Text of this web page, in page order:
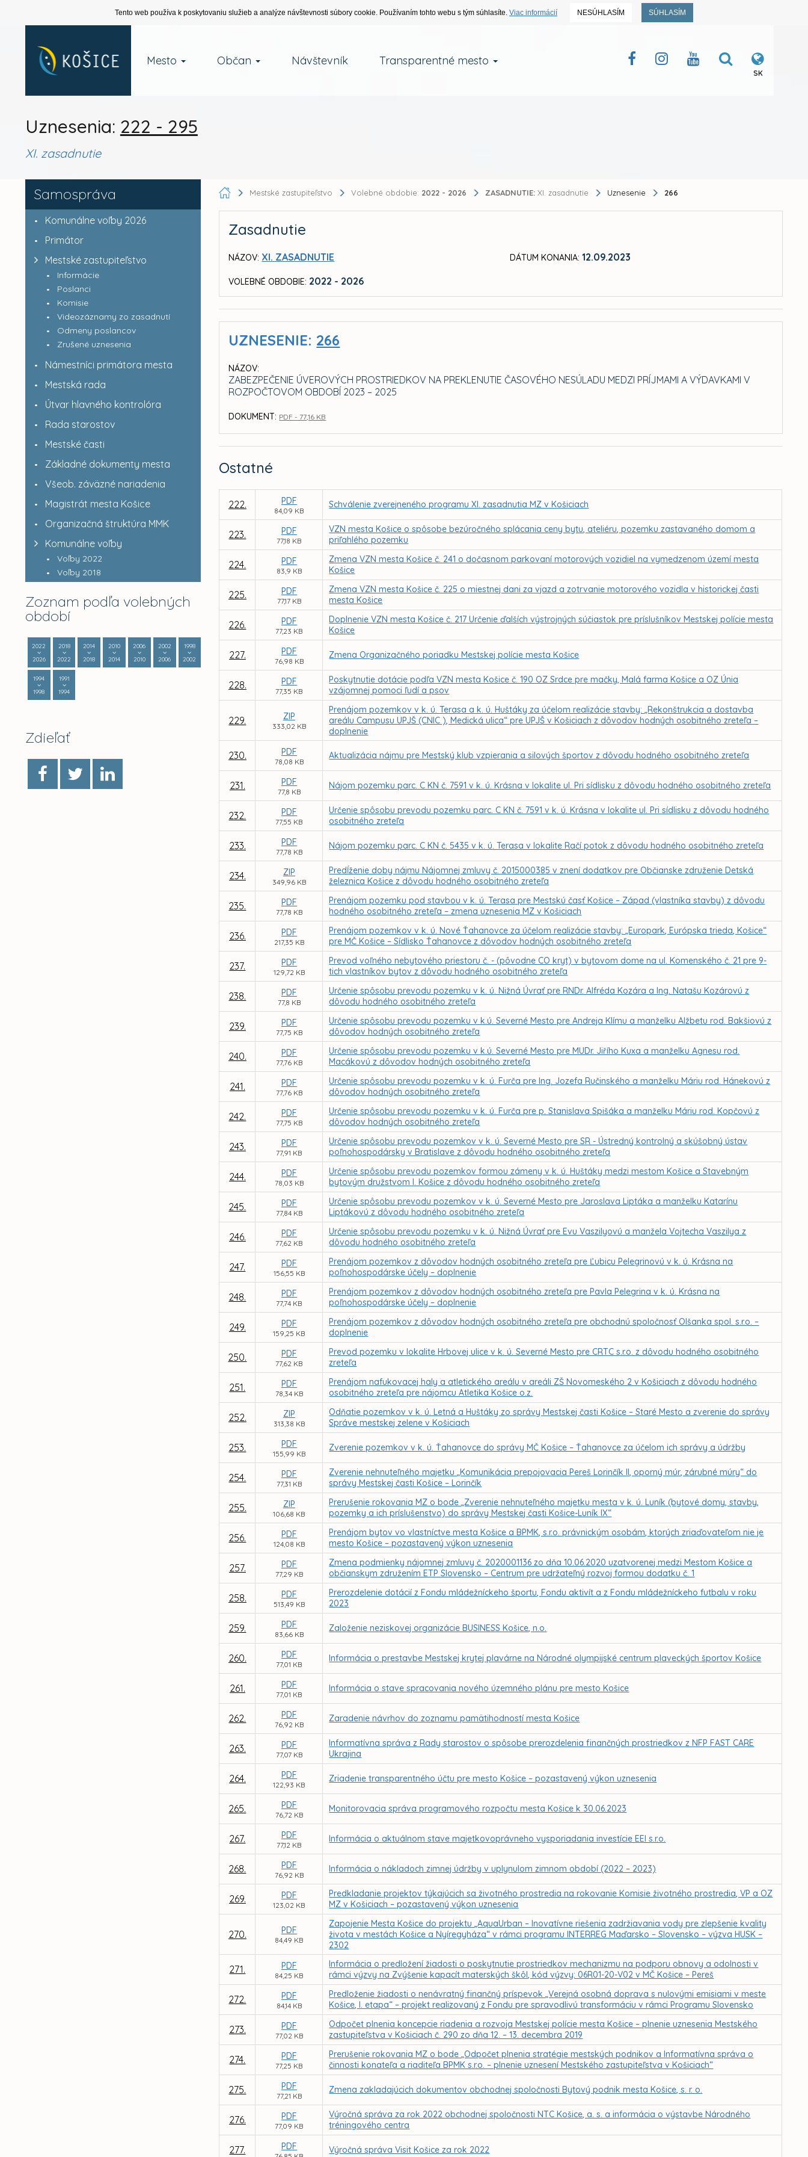
Tento web používa k poskytovaniu služieb a analýze návštevnosti súbory cookie. Používaním tohto webu s tým súhlasíte. Viac informácií NESÚHLASÍM SÚHLASÍM
Mesto Občan Návštevník Transparentné mesto
SK
Uznesenia: 222 - 295
XI. zasadnutie
Samospráva
Komunálne voľby 2026
Primátor
Mestské zastupiteľstvo
Informácie
Poslanci
Komisie
Videozáznamy zo zasadnutí
Odmeny poslancov
Zrušené uznesenia
Námestníci primátora mesta
Mestská rada
Útvar hlavného kontrolóra
Rada starostov
Mestské časti
Základné dokumenty mesta
Všeob. záväzné nariadenia
Magistrát mesta Košice
Organizačná štruktúra MMK
Komunálne voľby
Voľby 2022
Voľby 2018
Zoznam podľa volebných
období
2022
2026
2018
2022
2014
2018
2010
2014
2006
2010
2002
2006
1998
2002
1994
1998
1991
1994
Zdieľať
Mestské zastupiteľstvo Volebné obdobie: 2022 - 2026 ZASADNUTIE: XI. zasadnutie Uznesenie 266
Zasadnutie
NÁZOV: XI. ZASADNUTIE
VOLEBNÉ OBDOBIE: 2022 - 2026
DÁTUM KONANIA: 12.09.2023
UZNESENIE: 266
NÁZOV:
ZABEZPEČENIE ÚVEROVÝCH PROSTRIEDKOV NA PREKLENUTIE ČASOVÉHO NESÚLADU MEDZI PRÍJMAMI A VÝDAVKAMI V
ROZPOČTOVOM OBDOBÍ 2023 – 2025
DOKUMENT: PDF - 77,16 KB
Ostatné
222. PDF
84,09 KB
Schválenie zverejneného programu XI. zasadnutia MZ v Košiciach
223. PDF
77,18 KB
VZN mesta Košice o spôsobe bezúročného splácania ceny bytu, ateliéru, pozemku zastavaného domom a
priľahlého pozemku
224. PDF
83,9 KB
Zmena VZN mesta Košice č. 241 o dočasnom parkovaní motorových vozidiel na vymedzenom území mesta
Košice
225. PDF
77,17 KB
Zmena VZN mesta Košice č. 225 o miestnej dani za vjazd a zotrvanie motorového vozidla v historickej časti
mesta Košice
226. PDF
77,23 KB
Doplnenie VZN mesta Košice č. 217 Určenie ďalších výstrojných súčiastok pre príslušníkov Mestskej polície mesta
Košice
227. PDF
76,98 KB
Zmena Organizačného poriadku Mestskej polície mesta Košice
228. PDF
77,35 KB
Poskytnutie dotácie podľa VZN mesta Košice č. 190 OZ Srdce pre mačky, Malá farma Košice a OZ Únia
vzájomnej pomoci ľudí a psov
229. ZIP
333,02 KB
Prenájom pozemkov v k. ú. Terasa a k. ú. Huštáky za účelom realizácie stavby: „Rekonštrukcia a dostavba
areálu Campusu UPJŠ (CNIC ), Medická ulica“ pre UPJŠ v Košiciach z dôvodov hodných osobitného zreteľa –
doplnenie
230. PDF
78,08 KB
Aktualizácia nájmu pre Mestský klub vzpierania a silových športov z dôvodu hodného osobitného zreteľa
231. PDF
77,8 KB
Nájom pozemku parc. C KN č. 7591 v k. ú. Krásna v lokalite ul. Pri sídlisku z dôvodu hodného osobitného zreteľa
232. PDF
77,55 KB
Určenie spôsobu prevodu pozemku parc. C KN č. 7591 v k. ú. Krásna v lokalite ul. Pri sídlisku z dôvodu hodného
osobitného zreteľa
233. PDF
77,78 KB
Nájom pozemku parc. C KN č. 5435 v k. ú. Terasa v lokalite Račí potok z dôvodu hodného osobitného zreteľa
234. ZIP
349,96 KB
Predĺženie doby nájmu Nájomnej zmluvy č. 2015000385 v znení dodatkov pre Občianske združenie Detská
železnica Košice z dôvodu hodného osobitného zreteľa
235. PDF
77,78 KB
Prenájom pozemku pod stavbou v k. ú. Terasa pre Mestskú časť Košice – Západ (vlastníka stavby) z dôvodu
hodného osobitného zreteľa – zmena uznesenia MZ v Košiciach
236. PDF
217,35 KB
Prenájom pozemkov v k. ú. Nové Ťahanovce za účelom realizácie stavby: „Europark, Európska trieda, Košice“
pre MČ Košice – Sídlisko Ťahanovce z dôvodov hodných osobitného zreteľa
237. PDF
129,72 KB
Prevod voľného nebytového priestoru č. - (pôvodne CO kryt) v bytovom dome na ul. Komenského č. 21 pre 9-
tich vlastníkov bytov z dôvodu hodného osobitného zreteľa
238. PDF
77,8 KB
Určenie spôsobu prevodu pozemku v k. ú. Nižná Úvrať pre RNDr. Alfréda Kozára a Ing. Natašu Kozárovú z
dôvodu hodného osobitného zreteľa
239. PDF
77,75 KB
Určenie spôsobu prevodu pozemku v k.ú. Severné Mesto pre Andreja Klímu a manželku Alžbetu rod. Bakšiovú z
dôvodov hodných osobitného zreteľa
240. PDF
77,76 KB
Určenie spôsobu prevodu pozemku v k.ú. Severné Mesto pre MUDr. Jiřího Kuxa a manželku Agnesu rod.
Macákovú z dôvodov hodných osobitného zreteľa
241. PDF
77,76 KB
Určenie spôsobu prevodu pozemku v k. ú. Furča pre Ing. Jozefa Ručinského a manželku Máriu rod. Hánekovú z
dôvodov hodných osobitného zreteľa
242. PDF
77,75 KB
Určenie spôsobu prevodu pozemku v k. ú. Furča pre p. Stanislava Spišáka a manželku Máriu rod. Kopčovú z
dôvodov hodných osobitného zreteľa
243. PDF
77,91 KB
Určenie spôsobu prevodu pozemkov v k. ú. Severné Mesto pre SR - Ústredný kontrolný a skúšobný ústav
poľnohospodársky v Bratislave z dôvodu hodného osobitného zreteľa
244. PDF
78,03 KB
Určenie spôsobu prevodu pozemkov formou zámeny v k. ú. Huštáky medzi mestom Košice a Stavebným
bytovým družstvom I. Košice z dôvodu hodného osobitného zreteľa
245. PDF
77,84 KB
Určenie spôsobu prevodu pozemkov v k. ú. Severné Mesto pre Jaroslava Liptáka a manželku Katarínu
Liptákovú z dôvodu hodného osobitného zreteľa
246. PDF
77,62 KB
Určenie spôsobu prevodu pozemku v k. ú. Nižná Úvrať pre Evu Vaszilyovú a manžela Vojtecha Vaszilya z
dôvodu hodného osobitného zreteľa
247. PDF
156,55 KB
Prenájom pozemkov z dôvodov hodných osobitného zreteľa pre Ľubicu Pelegrinovú v k. ú. Krásna na
poľnohospodárske účely – doplnenie
248. PDF
77,74 KB
Prenájom pozemkov z dôvodov hodných osobitného zreteľa pre Pavla Pelegrina v k. ú. Krásna na
poľnohospodárske účely – doplnenie
249. PDF
159,25 KB
Prenájom pozemkov z dôvodov hodných osobitného zreteľa pre obchodnú spoločnosť Olšanka spol. s.r.o. –
doplnenie
250. PDF
77,62 KB
Prevod pozemku v lokalite Hrbovej ulice v k. ú. Severné Mesto pre CRTC s.r.o. z dôvodu hodného osobitného
zreteľa
251. PDF
78,34 KB
Prenájom nafukovacej haly a atletického areálu v areáli ZŠ Novomeského 2 v Košiciach z dôvodu hodného
osobitného zreteľa pre nájomcu Atletika Košice o.z.
252. ZIP
313,38 KB
Odňatie pozemkov v k. ú. Letná a Huštáky zo správy Mestskej časti Košice – Staré Mesto a zverenie do správy
Správe mestskej zelene v Košiciach
253. PDF
155,99 KB
Zverenie pozemkov v k. ú. Ťahanovce do správy MČ Košice – Ťahanovce za účelom ich správy a údržby
254. PDF
77,31 KB
Zverenie nehnuteľného majetku „Komunikácia prepojovacia Pereš Lorinčík II, oporný múr, zárubné múry“ do
správy Mestskej časti Košice – Lorinčík
255. ZIP
106,68 KB
Prerušenie rokovania MZ o bode „Zverenie nehnuteľného majetku mesta v k. ú. Luník (bytové domy, stavby,
pozemky a ich príslušenstvo) do správy Mestskej časti Košice-Luník IX“
256. PDF
124,08 KB
Prenájom bytov vo vlastníctve mesta Košice a BPMK, s.r.o. právnickým osobám, ktorých zriaďovateľom nie je
mesto Košice – pozastavený výkon uznesenia
257. PDF
77,29 KB
Zmena podmienky nájomnej zmluvy č. 2020001136 zo dňa 10.06.2020 uzatvorenej medzi Mestom Košice a
občianskym združením ETP Slovensko – Centrum pre udržateľný rozvoj formou dodatku č. 1
258. PDF
513,49 KB
Prerozdelenie dotácií z Fondu mládežníckeho športu, Fondu aktivít a z Fondu mládežníckeho futbalu v roku
2023
259. PDF
83,66 KB
Založenie neziskovej organizácie BUSINESS Košice, n.o.
260. PDF
77,01 KB
Informácia o prestavbe Mestskej krytej plavárne na Národné olympijské centrum plaveckých športov Košice
261. PDF
77,01 KB
Informácia o stave spracovania nového územného plánu pre mesto Košice
262. PDF
76,92 KB
Zaradenie návrhov do zoznamu pamätihodností mesta Košice
263. PDF
77,07 KB
Informatívna správa z Rady starostov o spôsobe prerozdelenia finančných prostriedkov z NFP FAST CARE
Ukrajina
264. PDF
122,93 KB
Zriadenie transparentného účtu pre mesto Košice – pozastavený výkon uznesenia
265. PDF
76,72 KB
Monitorovacia správa programového rozpočtu mesta Košice k 30.06.2023
267. PDF
77,12 KB
Informácia o aktuálnom stave majetkovoprávneho vysporiadania investície EEI s.r.o.
268. PDF
76,92 KB
Informácia o nákladoch zimnej údržby v uplynulom zimnom období (2022 – 2023)
269. PDF
123,02 KB
Predkladanie projektov týkajúcich sa životného prostredia na rokovanie Komisie životného prostredia, VP a OZ
MZ v Košiciach – pozastavený výkon uznesenia
270. PDF
84,49 KB
Zapojenie Mesta Košice do projektu „AquaUrban – Inovatívne riešenia zadržiavania vody pre zlepšenie kvality
života v mestách Košice a Nyíregyháza“ v rámci programu INTERREG Maďarsko – Slovensko – výzva HUSK –
2302
271. PDF
84,25 KB
Informácia o predložení žiadosti o poskytnutie prostriedkov mechanizmu na podporu obnovy a odolnosti v
rámci výzvy na Zvýšenie kapacít materských škôl, kód výzvy: 06R01-20-V02 v MČ Košice – Pereš
272. PDF
84,14 KB
Predloženie žiadosti o nenávratný finančný príspevok „Verejná osobná doprava s nulovými emisiami v meste
Košice, I. etapa“ – projekt realizovaný z Fondu pre spravodlivú transformáciu v rámci Programu Slovensko
273. PDF
77,02 KB
Odpočet plnenia koncepcie riadenia a rozvoja Mestskej polície mesta Košice – plnenie uznesenia Mestského
zastupiteľstva v Košiciach č. 290 zo dňa 12. – 13. decembra 2019
274. PDF
77,25 KB
Prerušenie rokovania MZ o bode „Odpočet plnenia stratégie mestských podnikov a Informatívna správa o
činnosti konateľa a riaditeľa BPMK s.r.o. – plnenie uznesení Mestského zastupiteľstva v Košiciach“
275. PDF
77,21 KB
Zmena zakladajúcich dokumentov obchodnej spoločnosti Bytový podnik mesta Košice, s. r. o.
276. PDF
77,09 KB
Výročná správa za rok 2022 obchodnej spoločnosti NTC Košice, a. s. a informácia o výstavbe Národného
tréningového centra
277. PDF Výročná správa Visit Košice za rok 2022